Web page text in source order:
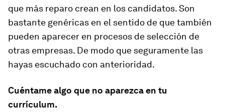
que más reparo crean en los candidatos. Son
bastante genéricas en el sentido de que también
pueden aparecer en procesos de selección de
otras empresas. De modo que seguramente las
hayas escuchado con anterioridad.
Cuéntame algo que no aparezca en tu
currículum.